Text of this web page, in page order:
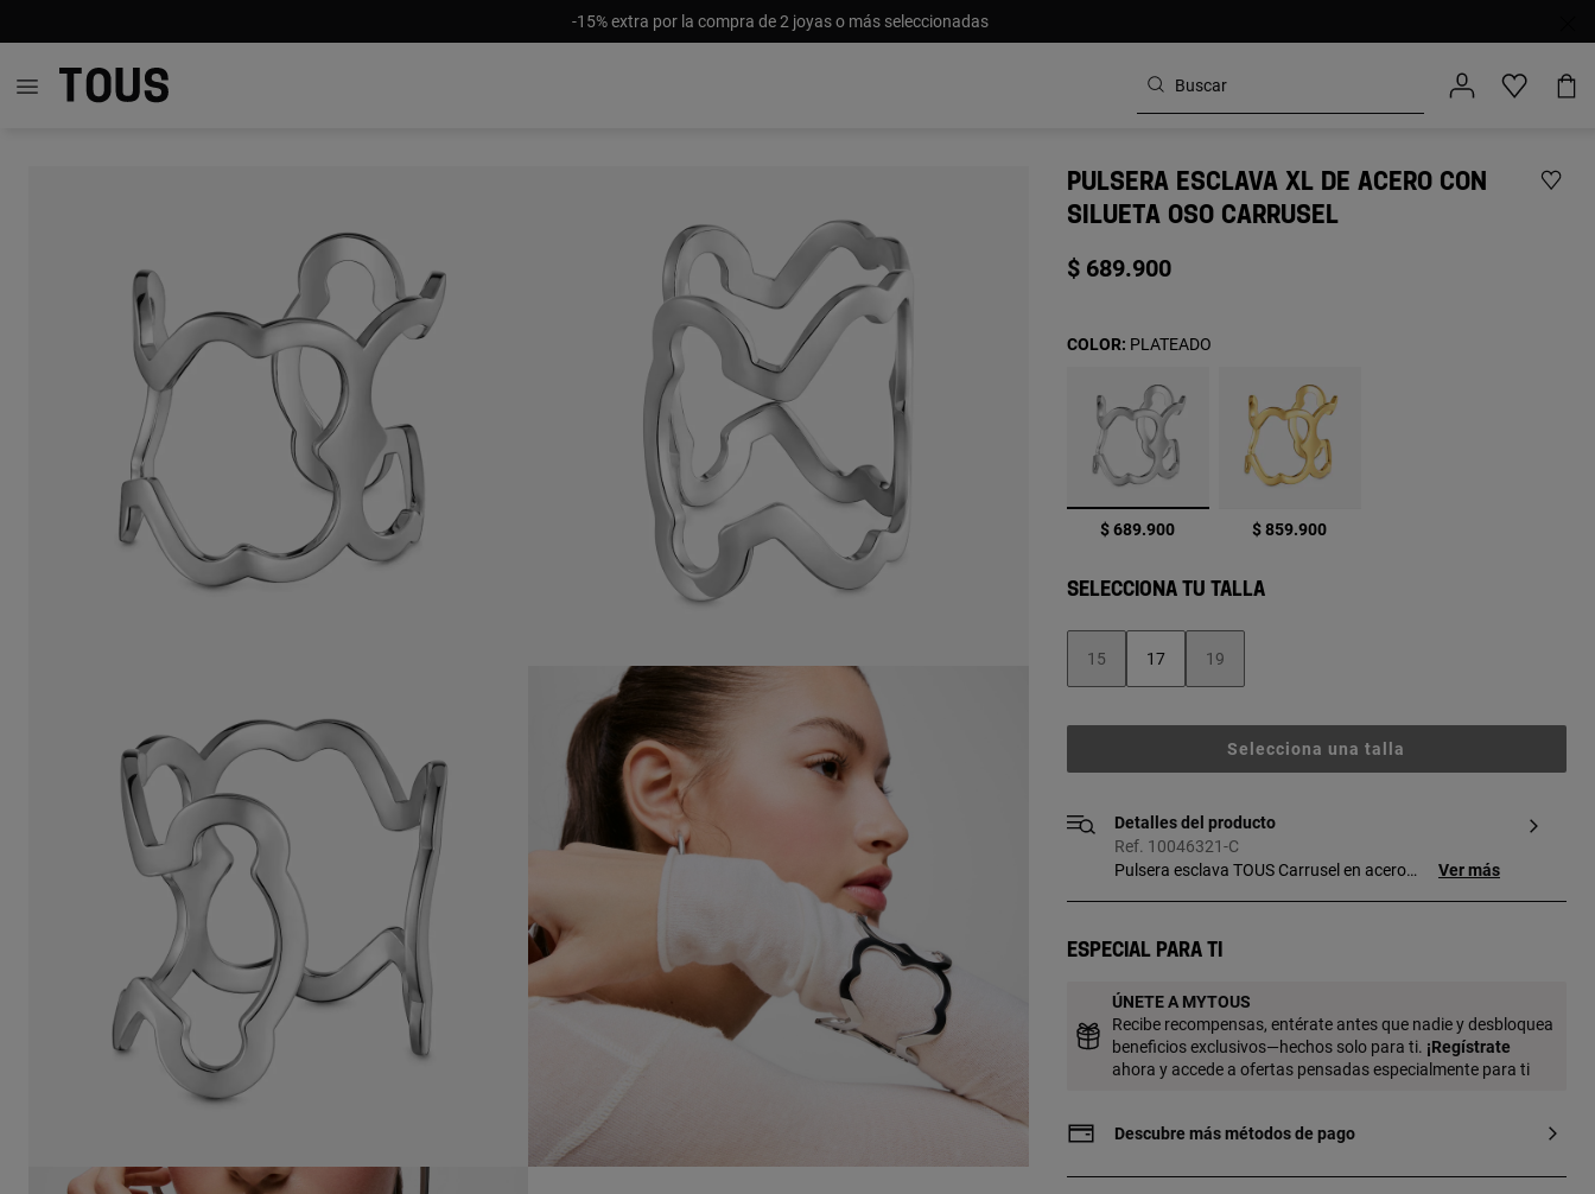
-15% extra por la compra de 2 joyas o más seleccionadas
PULSERA ESCLAVA XL DE ACERO CON
SILUETA OSO CARRUSEL
$ 689.900
seleccionado
$ 689.900 $ 859.900
COLOR: PLATEADO
SELECCIONA TU TALLA
15 17 19
Selecciona una talla
Detalles del producto
Ref. 10046321-C
Pulsera esclava TOUS Carrusel en acero
Ver más
Especial para ti
ÚNETE A MYTOUS
Recibe recompensas, entérate antes que nadie y desbloquea
beneficios exclusivos—hechos solo para ti. ¡Regístrate
ahora y accede a ofertas pensadas especialmente para ti
Descubre más métodos de pago